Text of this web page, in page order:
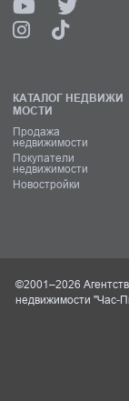
КАТАЛОГ НЕДВИЖИ
МОСТИ
Продажа
недвижимости
Покупатели
недвижимости
Новостройки
©2001–2026
недвижимости "Час-